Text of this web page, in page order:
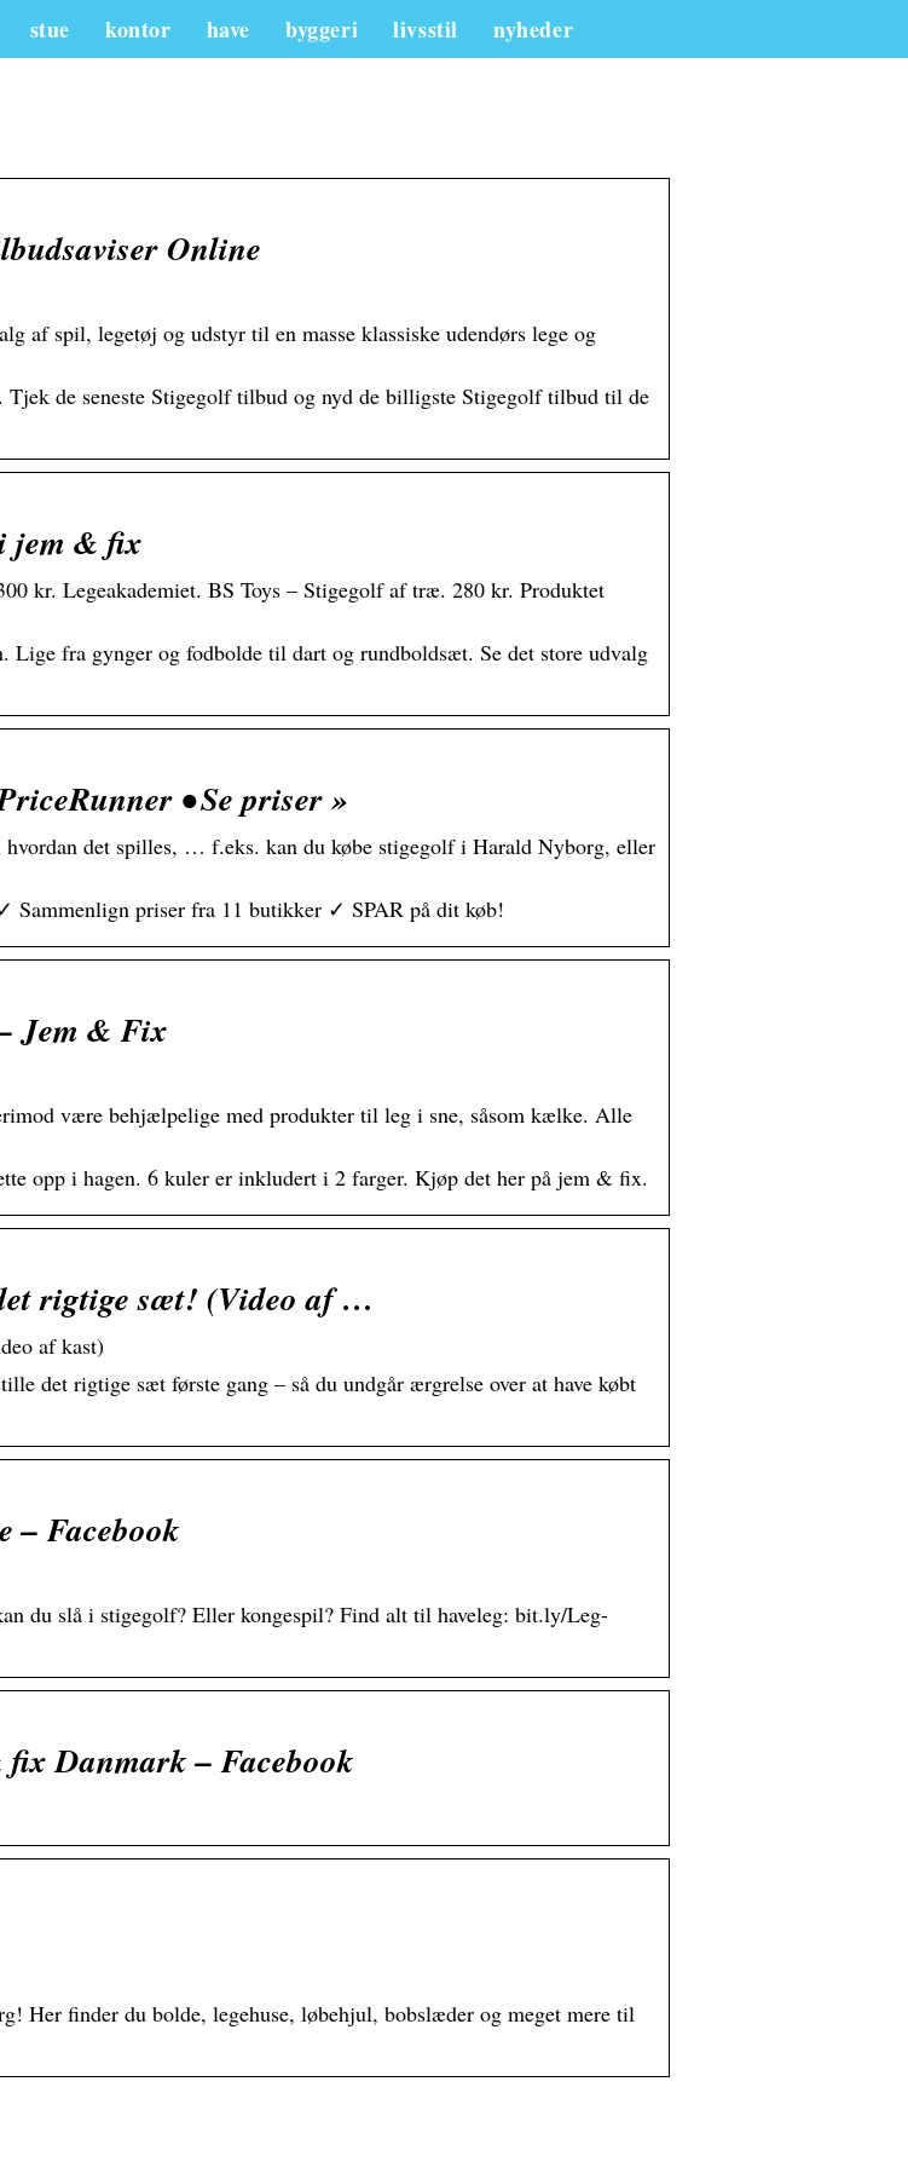
stue kontor have byggeri livsstil nyheder
Online
af spil, legetøj og udstyr til en masse klassiske udendørs lege og
de seneste Stigegolf tilbud og nyd de billigste Stigegolf tilbud til de
jem & fix
kr. Legeakademiet. BS Toys – Stigegolf af træ. 280 kr. Produktet
Lige fra gynger og fodbolde til dart og rundboldsæt. Se det store udvalg
• Se priser »
det spilles, … f.eks. kan du købe stigegolf i Harald Nyborg, eller
Sammenlign priser fra 11 butikker ✓ SPAR på dit køb!
Jem & Fix
være behjælpelige med produkter til leg i sne, såsom kælke. Alle
opp i hagen. 6 kuler er inkludert i 2 farger. Kjøp det her på jem & fix.
rigtige sæt! (Video af …
af kast)
det rigtige sæt første gang – så du undgår ærgrelse over at have købt
– Facebook
du slå i stigegolf? Eller kongespil? Find alt til haveleg: bit.ly/Leg-
Danmark – Facebook
Her finder du bolde, legehuse, løbehjul, bobslæder og meget mere til